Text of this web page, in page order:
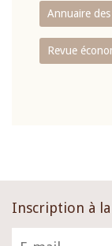
Annuaire
Revue
Inscription à